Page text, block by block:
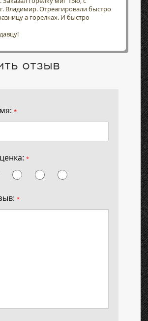
Владимир. Отреагировали быстро
а горелках. И быстро
отзыв
*
*
*